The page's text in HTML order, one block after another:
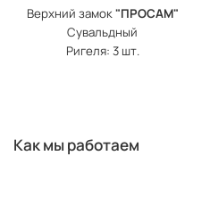
Верхний замок"ПРОСАМ"
Сувальдный
Ригеля: 3 шт.
Как мы работаем